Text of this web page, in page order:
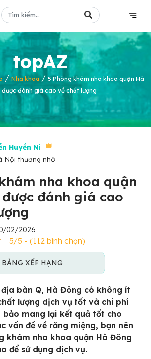
topAZ
/Nha khoa / 5 Phòng khám nha khoa quận Hà
đánh giá cao về chất lượng
Huyền Ni
Nội thương nhớ
nha khoa quận
đánh giá cao
02/2026
5/5 - (112 bình chọn)
BẢNG XẾP HẠNG
bàn Q, Hà Đông có không ít
lượng dịch vụ tốt và chi phí
bảo mang lại kết quả tốt cho
vấn đề về răng miệng, bạn nên
khám nha khoa quận Hà Đông
để sử dụng dịch vụ.